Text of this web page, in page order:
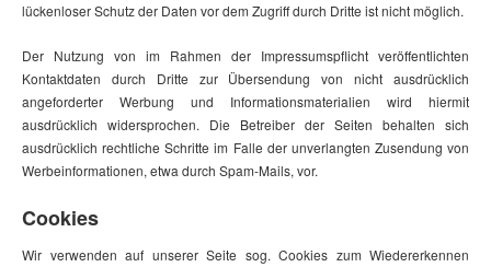
lückenloser Schutz der Daten vor dem Zugriff durch Dritte ist nicht möglich.
Der Nutzung von im Rahmen der Impressumspflicht veröffentlichten
Kontaktdaten durch Dritte zur Übersendung von nicht ausdrücklich
angeforderter Werbung und Informationsmaterialien wird hiermit
ausdrücklich widersprochen. Die Betreiber der Seiten behalten sich
ausdrücklich rechtliche Schritte im Falle der unverlangten Zusendung von
Werbeinformationen, etwa durch Spam-Mails, vor.
Cookies
Wir verwenden auf unserer Seite sog. Cookies zum Wiedererkennen